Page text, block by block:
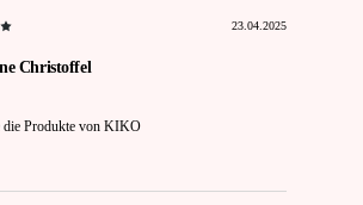
23.04.2025
Christoffel
die Produkte von KIKO